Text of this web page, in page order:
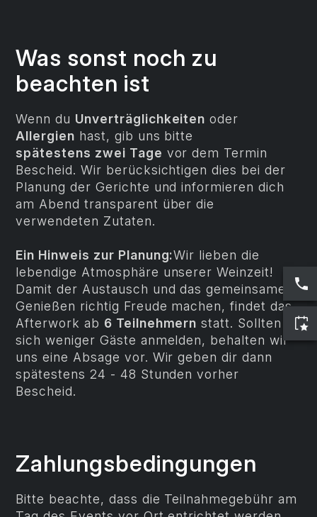
Was sonst noch zu
beachten ist
Wenn du Unverträglichkeiten oder
Allergien hast, gib uns bitte
spätestens zwei Tage vor dem Termin
Bescheid. Wir berücksichtigen dies bei der
Planung der Gerichte und informieren dich
am Abend transparent über die
verwendeten Zutaten.
Ein Hinweis zur Planung:Wir lieben die
lebendige Atmosphäre unserer Weinzeit!
Damit der Austausch und das gemeinsame
Genießen richtig Freude machen, findet das
Afterwork ab 6 Teilnehmern statt. Sollten
sich weniger Gäste anmelden, behalten wir
uns eine Absage vor. Wir geben dir dann
spätestens 24 - 48 Stunden vorher
Bescheid.
Zahlungs­bedingungen
Bitte beachte, dass die Teilnahmegebühr am